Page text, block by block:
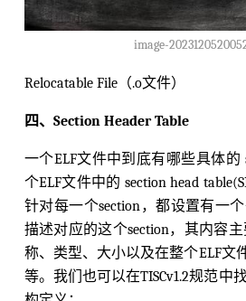
image-
Relocatable File（.o文件）
四、Section Header Table
一个ELF文件中到底有哪些具体的
个ELF文件中的 section head
针对每一个section，都设置有一
描述对应的这个section，其内容
称、类型、大小以及在整个ELF文
等。我们也可以在TISCv1.2规范中